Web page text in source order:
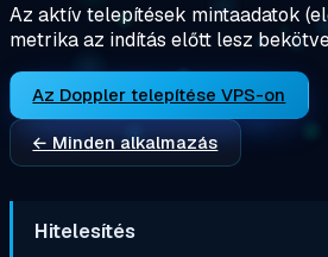
Az aktív telepítések mintaadatok
metrika az indítás előtt lesz
Az Doppler telepítése VPS-on
← Minden alkalmazás
Hitelesítés